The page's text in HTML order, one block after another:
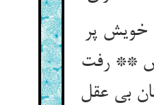
خویش پر
** رفت
بی عقل